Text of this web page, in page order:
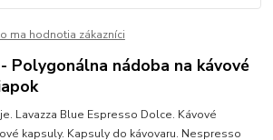
ma hodnotia zákazníci
Polygonálna nádoba na kávové
Lavazza Blue Espresso Dolce. Kávové
kapsuly. Kapsuly do kávovaru. Nespresso